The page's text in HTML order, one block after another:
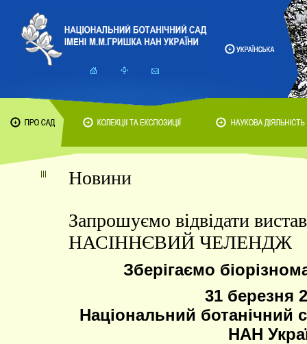
Новини
Запрошуємо відвідати
НАСІННЄВИЙ ЧЕЛЕНДЖ
Зберігаємо
31 березня
Національний ботанічний
НАН